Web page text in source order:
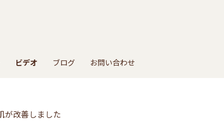
ビデオ ブログ お問い合わせ
が改善しました